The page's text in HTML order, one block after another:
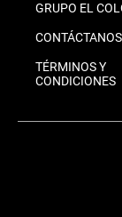
GRUPO EL
CONTÁCTANOS
TÉRMINOS Y
CONDICIONES